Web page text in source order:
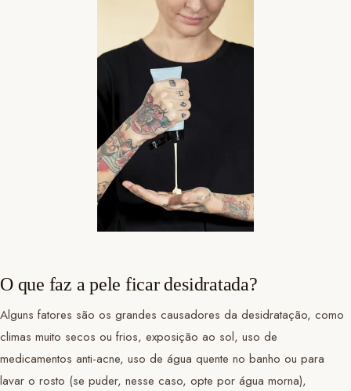
O que faz a pele ficar desidratada?
Alguns fatores são os grandes causadores da desidratação, como
climas muito secos ou frios, exposição ao sol, uso de
medicamentos anti-acne, uso de água quente no banho ou para
lavar o rosto (se puder, nesse caso, opte por água morna),